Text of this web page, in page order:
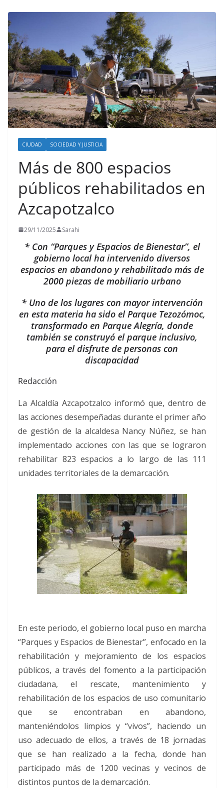
CIUDAD SOCIEDAD Y JUSTICIA
Más de 800 espacios
públicos rehabilitados en
Azcapotzalco
29/11/2025 Sarahi
* Con “Parques y Espacios de Bienestar”, el
gobierno local ha intervenido diversos
espacios en abandono y rehabilitado más de
2000 piezas de mobiliario urbano
* Uno de los lugares con mayor intervención
en esta materia ha sido el Parque Tezozómoc,
transformado en Parque Alegría, donde
también se construyó el parque inclusivo,
para el disfrute de personas con
discapacidad
Redacción
La Alcaldía Azcapotzalco informó que, dentro de
las acciones desempeñadas durante el primer año
de gestión de la alcaldesa Nancy Núñez, se han
implementado acciones con las que se lograron
rehabilitar 823 espacios a lo largo de las 111
unidades territoriales de la demarcación.
En este periodo, el gobierno local puso en marcha
“Parques y Espacios de Bienestar”, enfocado en la
rehabilitación y mejoramiento de los espacios
públicos, a través del fomento a la participación
ciudadana, el rescate, mantenimiento y
rehabilitación de los espacios de uso comunitario
que se encontraban en abandono,
manteniéndolos limpios y “vivos”, haciendo un
uso adecuado de ellos, a través de 18 jornadas
que se han realizado a la fecha, donde han
participado más de 1200 vecinas y vecinos de
distintos puntos de la demarcación.